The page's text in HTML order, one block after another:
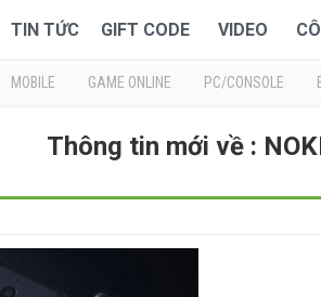
TIN TỨC GIFT CODE VIDEO
MOBILE GAME ONLINE PC/CONSOLE
Thông tin mới về :